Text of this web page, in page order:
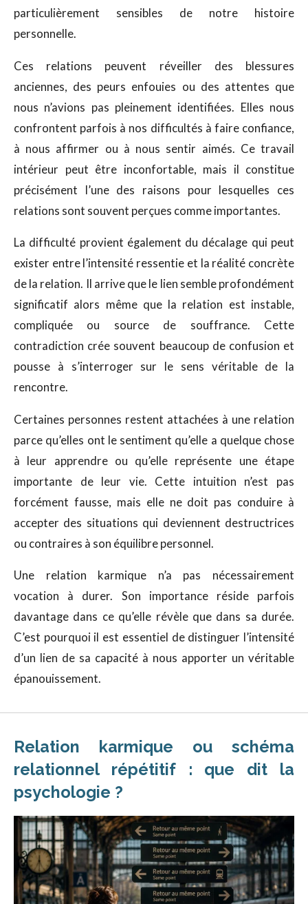
particulièrement sensibles de notre histoire
personnelle.
Ces relations peuvent réveiller des blessures
anciennes, des peurs enfouies ou des attentes que
nous n’avions pas pleinement identifiées. Elles nous
confrontent parfois à nos difficultés à faire confiance,
à nous affirmer ou à nous sentir aimés. Ce travail
intérieur peut être inconfortable, mais il constitue
précisément l’une des raisons pour lesquelles ces
relations sont souvent perçues comme importantes.
La difficulté provient également du décalage qui peut
exister entre l’intensité ressentie et la réalité concrète
de la relation. Il arrive que le lien semble profondément
significatif alors même que la relation est instable,
compliquée ou source de souffrance. Cette
contradiction crée souvent beaucoup de confusion et
pousse à s’interroger sur le sens véritable de la
rencontre.
Certaines personnes restent attachées à une relation
parce qu’elles ont le sentiment qu’elle a quelque chose
à leur apprendre ou qu’elle représente une étape
importante de leur vie. Cette intuition n’est pas
forcément fausse, mais elle ne doit pas conduire à
accepter des situations qui deviennent destructrices
ou contraires à son équilibre personnel.
Une relation karmique n’a pas nécessairement
vocation à durer. Son importance réside parfois
davantage dans ce qu’elle révèle que dans sa durée.
C’est pourquoi il est essentiel de distinguer l’intensité
d’un lien de sa capacité à nous apporter un véritable
épanouissement.
Relation karmique ou schéma
relationnel répétitif : que dit la
psychologie ?